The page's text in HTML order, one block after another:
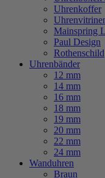
Uhrenkoffer
Mainspring
Paul Design
Rothenschild
Uhrenbänder
12 mm
14 mm
16 mm
18 mm
19 mm
20 mm
22 mm
24 mm
Wanduhren
Braun